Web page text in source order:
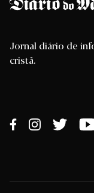
Jornal diário de
cristã.